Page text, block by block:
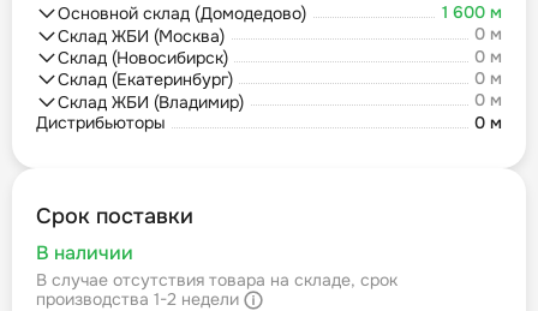
Основной склад (Домодедово)
1 600 м
Склад ЖБИ (Москва)
0 м
Склад (Новосибирск)
0 м
Склад (Екатеринбург)
0 м
Склад ЖБИ (Владимир)
0 м
Дистрибьюторы
0 м
Срок поставки
В наличии
В случае отсутствия товара на складе, срок
производства 1-2 недели